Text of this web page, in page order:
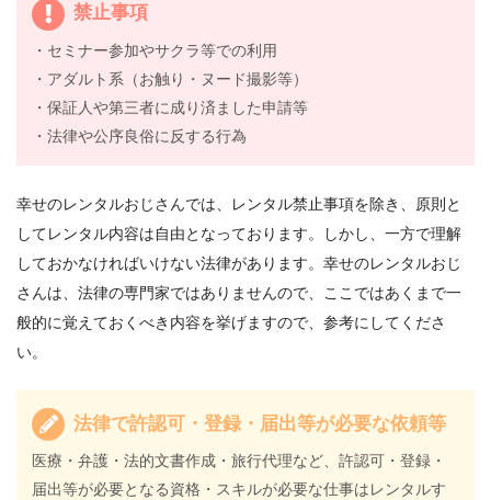
禁止事項
・セミナー参加やサクラ等での利用
・アダルト系（お触り・ヌード撮影等）
・保証人や第三者に成り済ました申請等
・法律や公序良俗に反する行為
幸せのレンタルおじさんでは、レンタル禁止事項を除き、原則と
してレンタル内容は自由となっております。しかし、一方で理解
しておかなければいけない法律があります。幸せのレンタルおじ
さんは、法律の専門家ではありませんので、ここではあくまで一
般的に覚えておくべき内容を挙げますので、参考にしてくださ
い。
法律で許認可・登録・届出等が必要な依頼等
医療・弁護・法的文書作成・旅行代理など、許認可・登録・
届出等が必要となる資格・スキルが必要な仕事はレンタルす